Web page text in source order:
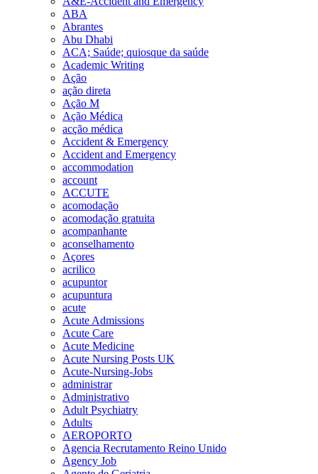
ABA
Abrantes
Abu Dhabi
ACA; Saúde; quiosque da saúde
Academic Writing
Ação
ação direta
Ação M
Ação Médica
acção médica
Accident & Emergency
Accident and Emergency
accommodation
account
ACCUTE
acomodação
acomodação gratuita
acompanhante
aconselhamento
Açores
acrilico
acupuntor
acupuntura
acute
Acute Admissions
Acute Care
Acute Medicine
Acute Nursing Posts UK
Acute-Nursing-Jobs
administrar
Administrativo
Adult Psychiatry
Adults
AEROPORTO
Agencia Recrutamento Reino Unido
Agency Job